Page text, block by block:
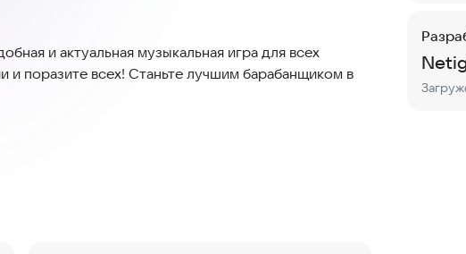
и актуальная музыкальная игра для всех
поразите всех! Станьте лучшим барабанщиком в
на барабанах из глубины неонового света!
подземных ночных клубов и почувствуйте
гараже, потом пойдите в знаменитые рейв клубы,